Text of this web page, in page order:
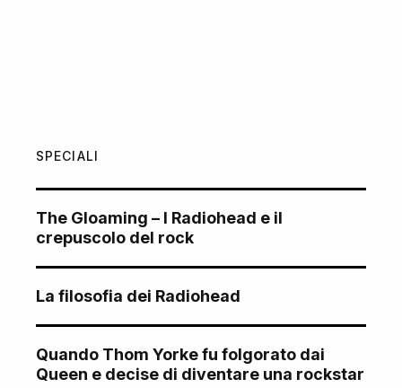
SPECIALI
The Gloaming – I Radiohead e il
crepuscolo del rock
La filosofia dei Radiohead
Quando Thom Yorke fu folgorato dai
Queen e decise di diventare una rockstar